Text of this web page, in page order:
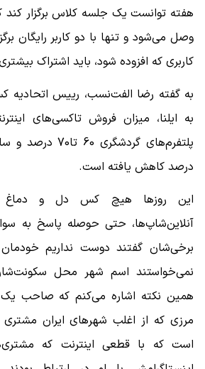
هفته توانست یک جلسه کلاس برگزار
وصل می‌شود و تنها با دو کاربر رایگان
کاربری که افزوده شود، باید اشتراک
به گفته رضا الفت‌نسب، رییس اتحادیه
درصد کاهش یافته است.
این روزها هیچ کس دل و دماغ
آنلاین‌شاپ‌ها، حتی حوصله پاسخ به
برخی‌شان گفتند دوست نداریم
نمی‌خواستند اسم شهر محل سکونت‌شان
همین نکته اشاره می‌کنم که صاحب
مرزی که از اغلب شهرهای ایران
است که با قطعی اینترنت که